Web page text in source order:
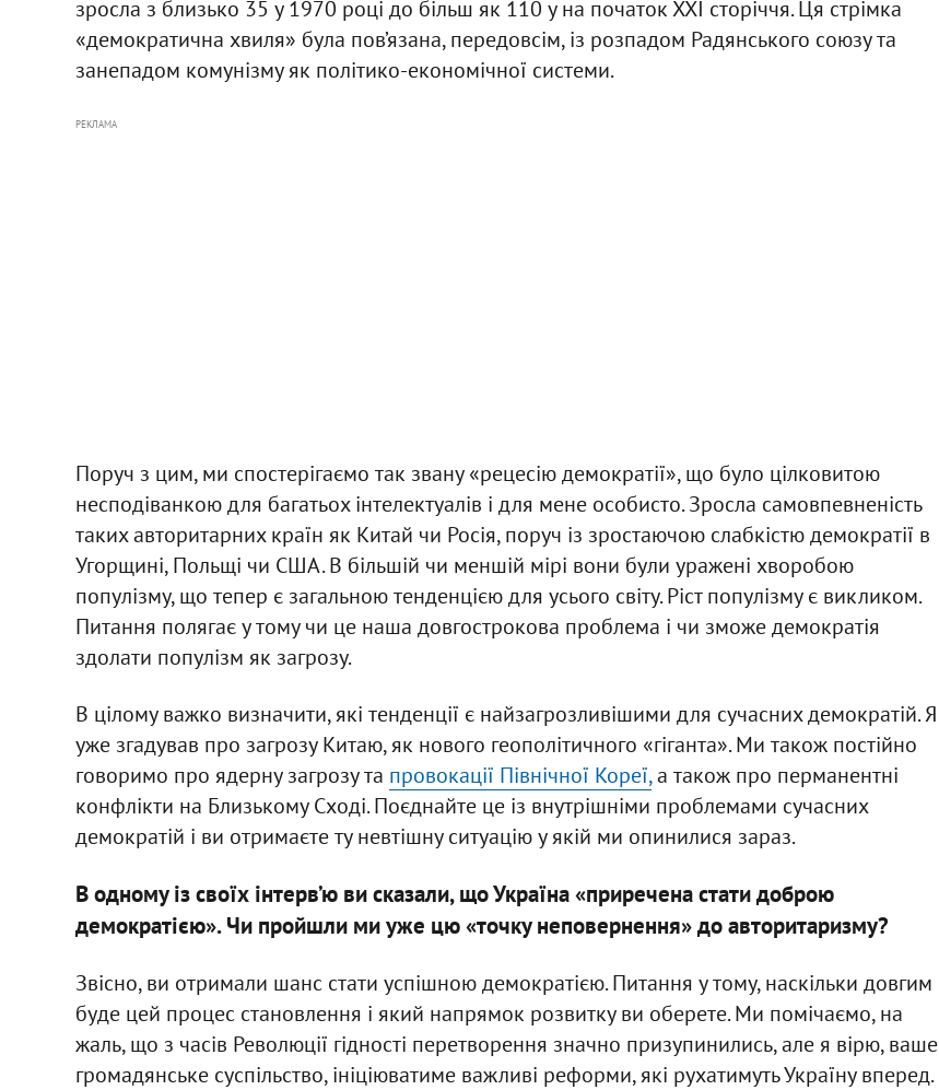
зросла з близько 35 у 1970 році до більш як 110 у на початок ХХІ сторіччя. Ця стрімка
«демократична хвиля» була пов’язана, передовсім, із розпадом Радянського союзу та
занепадом комунізму як політико-економічної системи.
РЕКЛАМА
Поруч з цим, ми спостерігаємо так звану «рецесію демократії», що було цілковитою
несподіванкою для багатьох інтелектуалів і для мене особисто. Зросла самовпевненість
таких авторитарних країн як Китай чи Росія, поруч із зростаючою слабкістю демократії в
Угорщині, Польщі чи США. В більшій чи меншій мірі вони були уражені хворобою
популізму, що тепер є загальною тенденцією для усього світу. Ріст популізму є викликом.
Питання полягає у тому чи це наша довгострокова проблема і чи зможе демократія
здолати популізм як загрозу.
В цілому важко визначити, які тенденції є найзагрозливішими для сучасних демократій. Я
уже згадував про загрозу Китаю, як нового геополітичного «гіганта». Ми також постійно
говоримо про ядерну загрозу та провокації Північної Кореї,а також про перманентні
конфлікти на Близькому Сході. Поєднайте це із внутрішніми проблемами сучасних
демократій і ви отримаєте ту невтішну ситуацію у якій ми опинилися зараз.
В одному із своїх інтерв’ю ви сказали, що Україна «приречена стати доброю
демократією». Чи пройшли ми уже цю «точку неповернення» до авторитаризму?
Звісно, ви отримали шанс стати успішною демократією. Питання у тому, наскільки довгим
буде цей процес становлення і який напрямок розвитку ви оберете. Ми помічаємо, на
жаль, що з часів Революції гідності перетворення значно призупинились, але я вірю, ваше
громадянське суспільство, ініціюватиме важливі реформи, які рухатимуть Україну вперед.